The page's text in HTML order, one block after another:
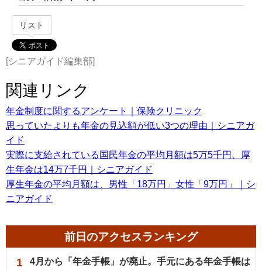
リスト
[シニアガイド編集部]
関連リンク
年金制度に関するアンケート｜保険クリニック
思っていたよりも年金の見込額が低い3つの理由｜シニアガ
イド
実際に支給されている国民年金の平均月額は5万5千円、厚
生年金は14万7千円｜シニアガイド
厚生年金の平均月額は、男性「18万円」女性「9万円」｜シ
ニアガイド
前日のアクセスランキング
1
4月から「年金手帳」が廃止。手元にある年金手帳は